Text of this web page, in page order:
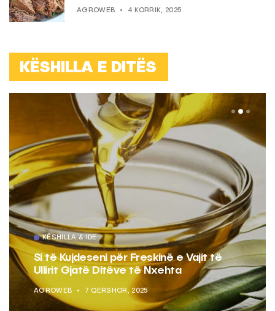
AGROWEB 4 KORRIK, 2025
KËSHILLA E DITËS
KËSHILLA & IDE
Si të Kujdeseni për Freskinë e Vajit të
Ullirit Gjatë Ditëve të Nxehta
AGROWEB 7 QERSHOR, 2025